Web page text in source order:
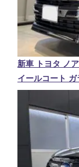
新車 トヨタ ノ
イールコート